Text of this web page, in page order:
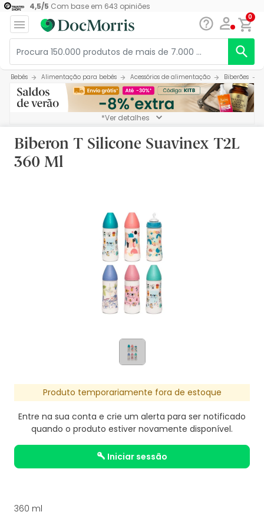
4,5/5 Com base em 643 opiniões
0
Bebés Alimentação para bebés Acessórios de alimentação Biberões
*Ver detalhes
Biberon T Silicone Suavinex T2L
360 Ml
Produto temporariamente fora de estoque
Entre na sua conta e crie um alerta para ser notificado
quando o produto estiver novamente disponível.
iniciar sessão
360 ml